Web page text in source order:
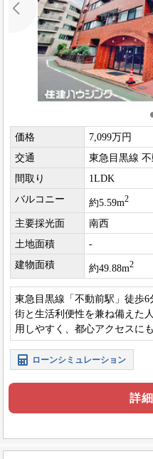
価格
7,099万円
交通
東急目黒線
間取り
1LDK
バルコニー
約5.59m2
主要採光面
南西
土地面積
-
建物面積
約49.88m2
東急目黒線「不動前駅」徒歩
街と生活利便性を兼ね備えた
用しやすく、都心アクセスに
ローンシミュレーション
詳